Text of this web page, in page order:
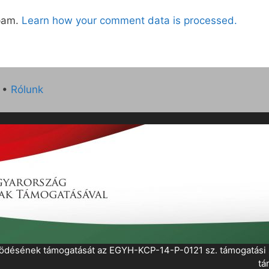
Learn how your comment data is processed.
Rólunk
támogatását az EGYH-KCP-14-P-0121 sz.